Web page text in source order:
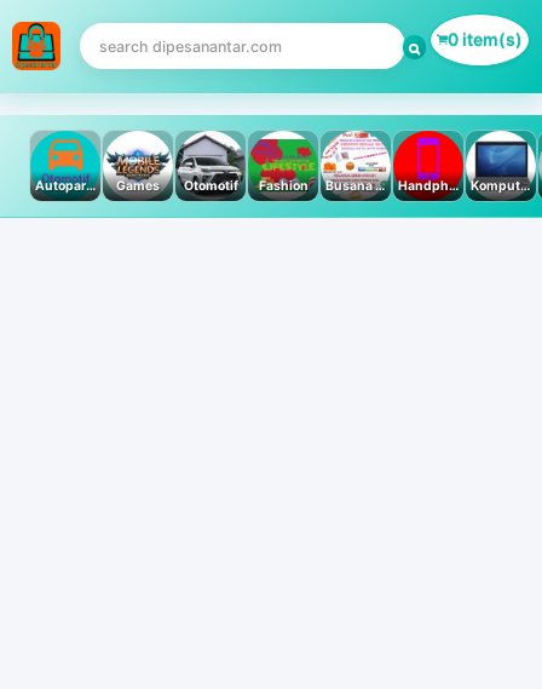
0 item(s)
Autoparts Games Otomotif Fashion Busana Muslim Handphone & Tablet Komputer PC & Laptop